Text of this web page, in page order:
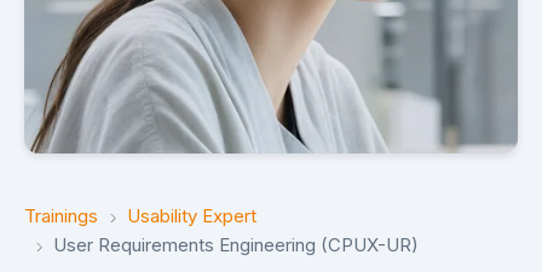
Trainings
Usability Expert
User Requirements Engineering (CPUX-UR)